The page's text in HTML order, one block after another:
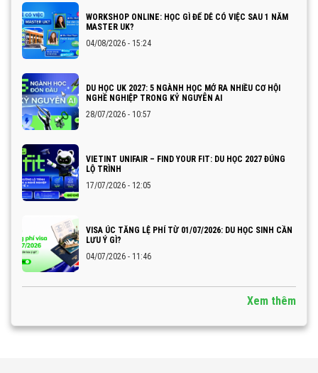
WORKSHOP ONLINE: HỌC GÌ ĐỂ DỄ CÓ VIỆC SAU 1 NĂM
MASTER UK?
04/08/2026 - 15:24
DU HỌC UK 2027: 5 NGÀNH HỌC MỞ RA NHIỀU CƠ HỘI
NGHỀ NGHIỆP TRONG KỶ NGUYÊN AI
28/07/2026 - 10:57
VIETINT UNIFAIR – FIND YOUR FIT: DU HỌC 2027 ĐÚNG
LỘ TRÌNH
17/07/2026 - 12:05
VISA ÚC TĂNG LỆ PHÍ TỪ 01/07/2026: DU HỌC SINH CẦN
LƯU Ý GÌ?
04/07/2026 - 11:46
Xem thêm